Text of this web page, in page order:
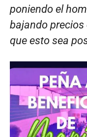
poniendo el
bajando
que esto sea